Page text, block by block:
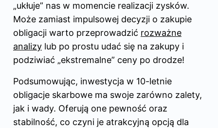
„ukłuje” nas w momencie realizacji zysków.
Może zamiast impulsowej decyzji o zakupie
obligacji warto przeprowadzić rozważne
analizy lub po prostu udać się na zakupy i
podziwiać „ekstremalne” ceny po drodze!
Podsumowując, inwestycja w 10-letnie
obligacje skarbowe ma swoje zarówno zalety,
jak i wady. Oferują one pewność oraz
stabilność, co czyni je atrakcyjną opcją dla